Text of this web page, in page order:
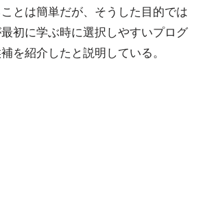
とは簡単だが、そうした目的では
初に学ぶ時に選択しやすいプログ
を紹介したと説明している。